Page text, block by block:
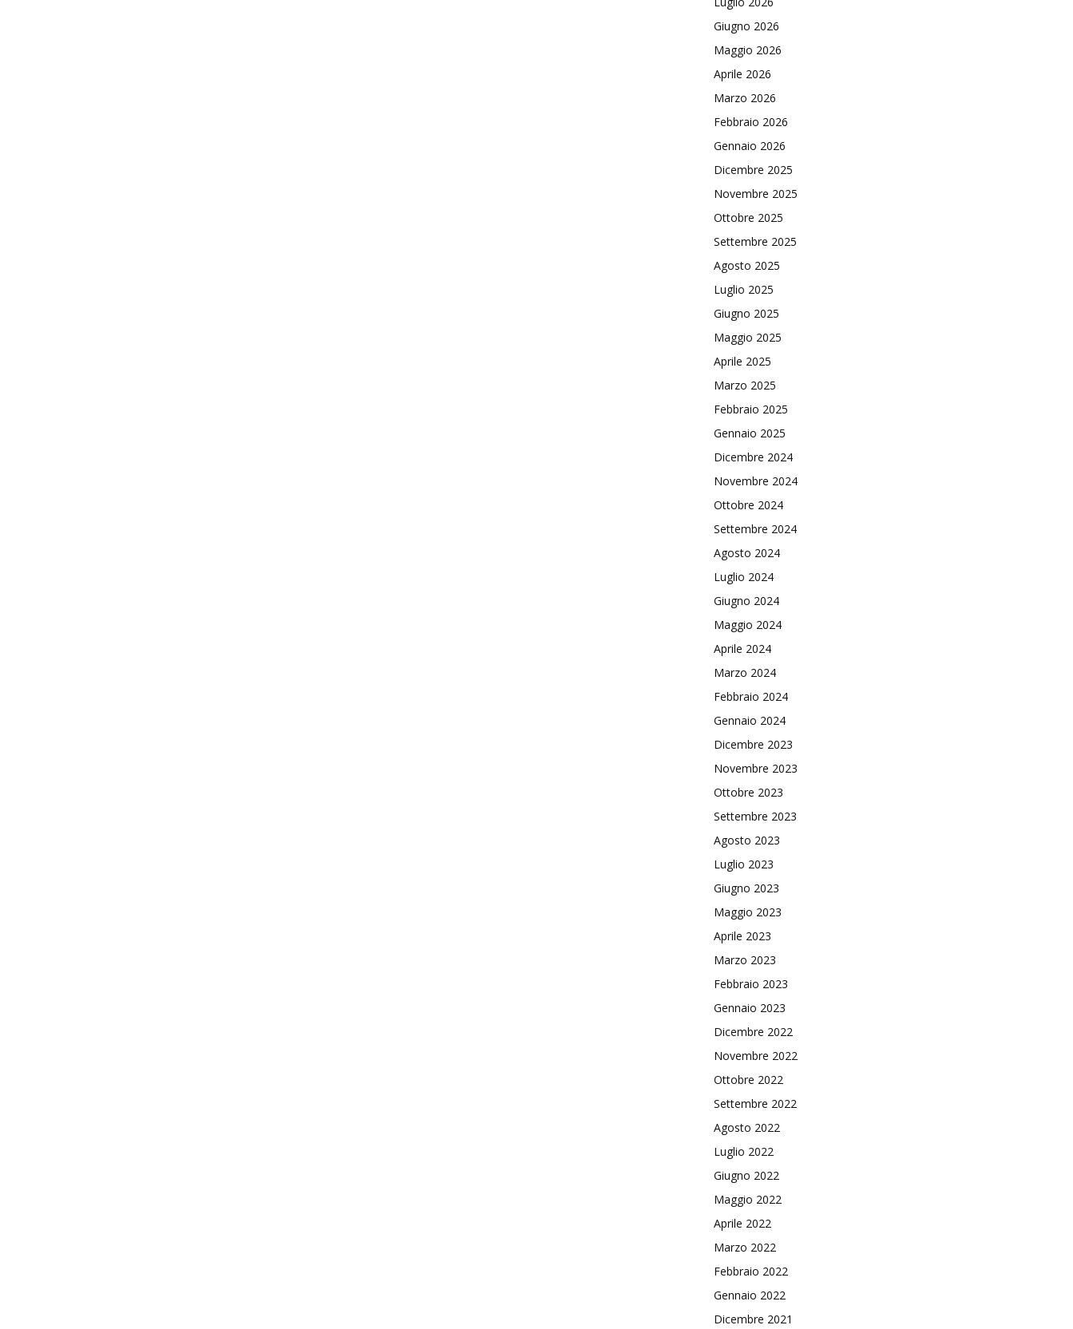
Giugno 2026
Maggio 2026
Aprile 2026
Marzo 2026
Febbraio 2026
Gennaio 2026
Dicembre 2025
Novembre 2025
Ottobre 2025
Settembre 2025
Agosto 2025
Luglio 2025
Giugno 2025
Maggio 2025
Aprile 2025
Marzo 2025
Febbraio 2025
Gennaio 2025
Dicembre 2024
Novembre 2024
Ottobre 2024
Settembre 2024
Agosto 2024
Luglio 2024
Giugno 2024
Maggio 2024
Aprile 2024
Marzo 2024
Febbraio 2024
Gennaio 2024
Dicembre 2023
Novembre 2023
Ottobre 2023
Settembre 2023
Agosto 2023
Luglio 2023
Giugno 2023
Maggio 2023
Aprile 2023
Marzo 2023
Febbraio 2023
Gennaio 2023
Dicembre 2022
Novembre 2022
Ottobre 2022
Settembre 2022
Agosto 2022
Luglio 2022
Giugno 2022
Maggio 2022
Aprile 2022
Marzo 2022
Febbraio 2022
Gennaio 2022
Dicembre 2021